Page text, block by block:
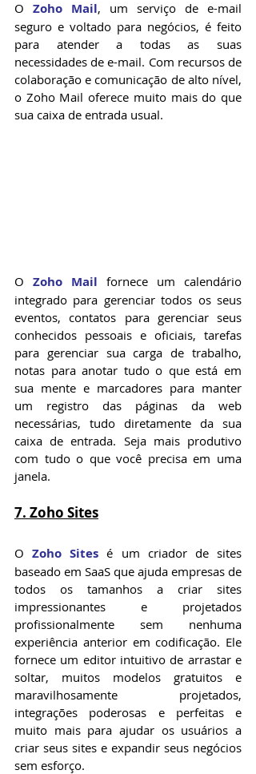
O Zoho Mail, um serviço de e-mail
seguro e voltado para negócios, é feito
para atender a todas as suas
necessidades de e-mail. Com recursos de
colaboração e comunicação de alto nível,
o Zoho Mail oferece muito mais do que
sua caixa de entrada usual.
O Zoho Mail fornece um calendário
integrado para gerenciar todos os seus
eventos, contatos para gerenciar seus
conhecidos pessoais e oficiais, tarefas
para gerenciar sua carga de trabalho,
notas para anotar tudo o que está em
sua mente e marcadores para manter
um registro das páginas da web
necessárias, tudo diretamente da sua
caixa de entrada. Seja mais produtivo
com tudo o que você precisa em uma
janela.
7. Zoho Sites
O Zoho Sites é um criador de sites
baseado em SaaS que ajuda empresas de
todos os tamanhos a criar sites
impressionantes e projetados
profissionalmente sem nenhuma
experiência anterior em codificação. Ele
fornece um editor intuitivo de arrastar e
soltar, muitos modelos gratuitos e
maravilhosamente projetados,
integrações poderosas e perfeitas e
muito mais para ajudar os usuários a
criar seus sites e expandir seus negócios
sem esforço.